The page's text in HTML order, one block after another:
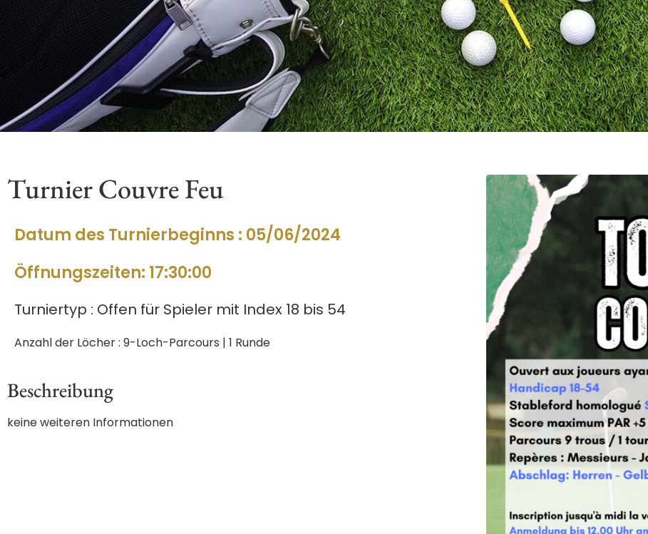
Turnier Couvre Feu
Datum des Turnierbeginns : 05/06/2024
Öffnungszeiten: 17:30:00
Turniertyp : Offen für Spieler mit Index 18 bis 54
Anzahl der Löcher : 9-Loch-Parcours | 1 Runde
Beschreibung
keine weiteren Informationen